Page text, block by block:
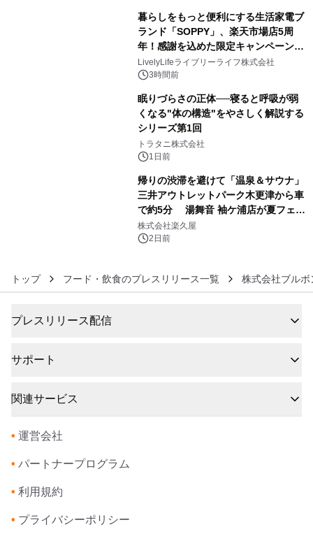
アーティストを フィーチャーしたアニ
メーションを公開～
暮らしをもっと便利にする生活家電ブ
ランド「SOPPY」、楽天市場店5周
年！感謝を込めた限定キャンペーンを
8月10日より開催
LivelyLifeライブリーライフ株式会社
3時間前
眠りづらさの正体──寝ると呼吸が弱
くなる"体の構造"をやさしく解説する
シリーズ第1回
トラタニ株式会社
1日前
帰りの渋滞を避けて「温泉＆サウナ」
三井アウトレットパーク木更津から車
で約5分 湯舞音 袖ケ浦店が夏フェア
メニューを提供
株式会社楽久屋
2日前
トップ フード・飲食のプレスリリース一覧 株式会社ブルボ
プレスリリース配信
サポート
関連サービス
• 運営会社
• パートナープログラム
• 利用規約
• プライバシーポリシー